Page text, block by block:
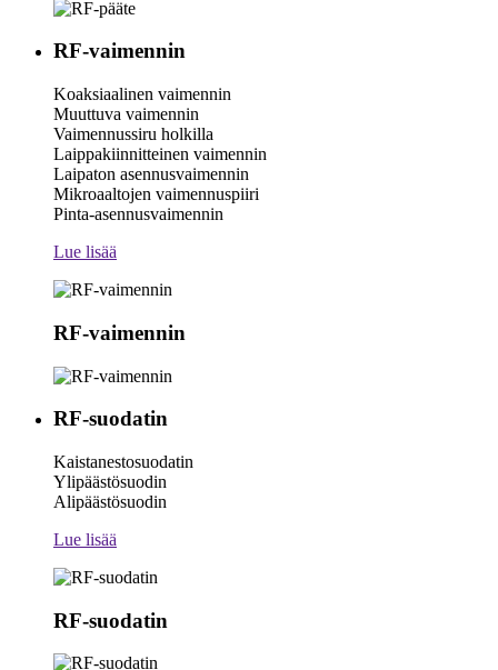
RF-vaimennin
Koaksiaalinen vaimennin
Muuttuva vaimennin
Vaimennussiru holkilla
Laippakiinnitteinen vaimennin
Laipaton asennusvaimennin
Mikroaaltojen vaimennuspiiri
Pinta-asennusvaimennin
Lue lisää
RF-vaimennin
RF-suodatin
Kaistanestosuodatin
Ylipäästösuodin
Alipäästösuodin
Lue lisää
RF-suodatin